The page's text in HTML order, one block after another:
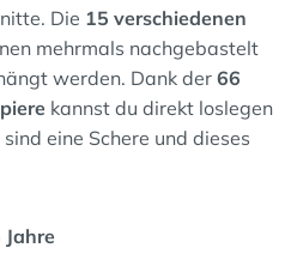
Die 15 verschiedenen
mehrmals nachgebastelt
werden. Dank der 66
kannst du direkt loslegen
eine Schere und dieses